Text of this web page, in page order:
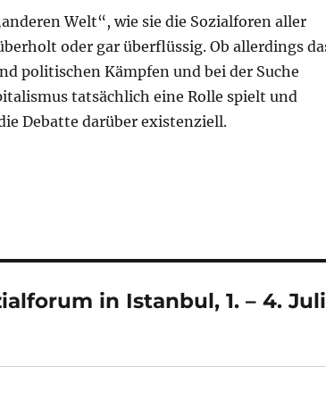
Welt“, wie sie die Sozialforen aller
oder gar überflüssig. Ob allerdings
politischen Kämpfen und bei der Suche
tatsächlich eine Rolle spielt und
Debatte darüber existenziell.
in Istanbul, 1. – 4. Juli